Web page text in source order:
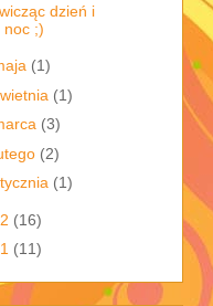
dzień i
noc ;)
(1)
(1)
(3)
(2)
(1)
(16)
(11)